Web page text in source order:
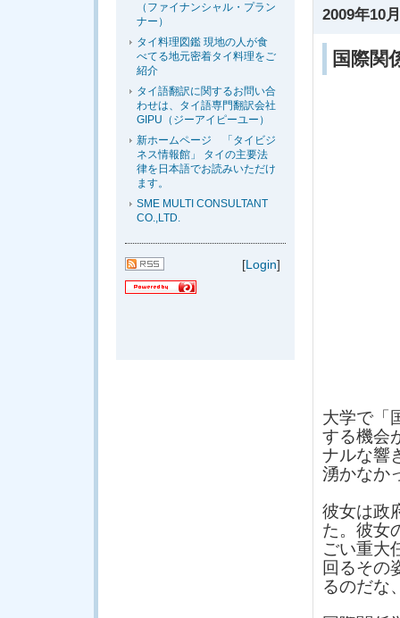
2009年10
国際関
大学で「
する機会
ナルな響
湧かなか
彼女は政
た。彼女
ごい重大
回るその
るのだな
（ファイナンシャル・プラン
ナー）
タイ料理図鑑 現地の人が食
べてる地元密着タイ料理をご
紹介
タイ語翻訳に関するお問い合
わせは、タイ語専門翻訳会社
GIPU（ジーアイピーユー）
新ホームページ 「タイビジ
ネス情報館」 タイの主要法
律を日本語でお読みいただけ
ます。
SME MULTI CONSULTANT
CO.,LTD.
[Login]